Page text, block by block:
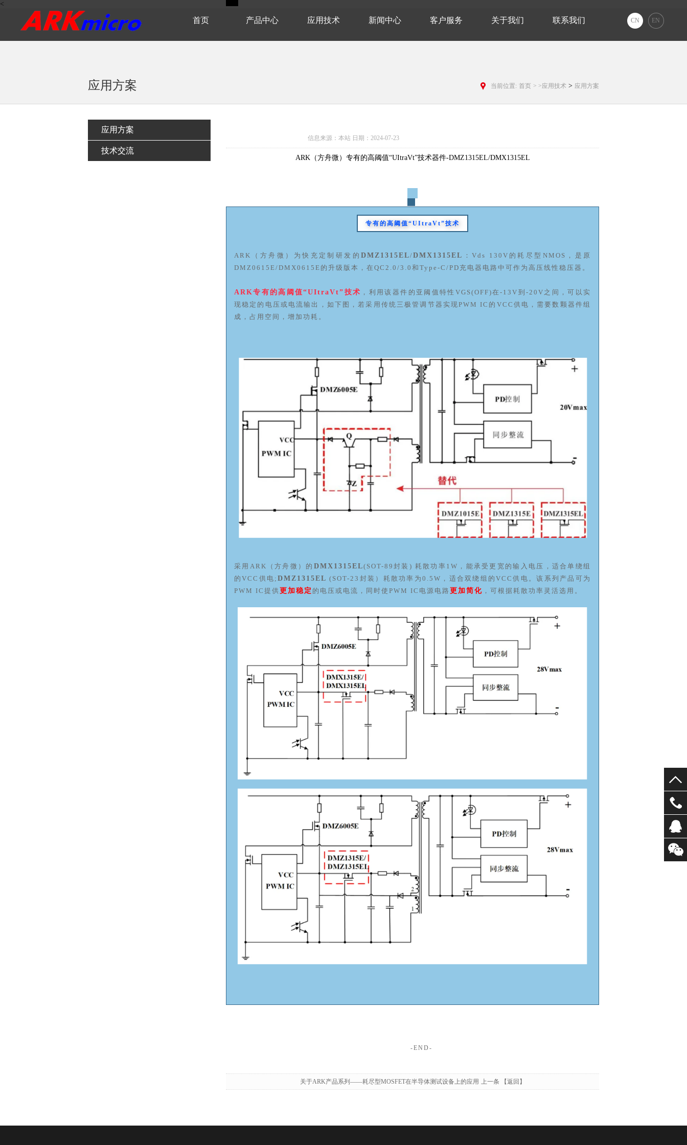
首页 产品中心 应用技术 新闻中心 客户服务 关于我们 联系我们 CN EN
<
应用方案 当前位置: 首页 > >应用技术 > 应用方案
应用方案
技术交流
信息来源：本站 日期： 2024-07-23
ARK（方舟微）专有的高阈值“UItraVt”技术器件-DMZ1315EL/DMX1315EL
专有的高阈值“UItraVt”技术
ARK（方舟微） 为快充定制研发 的DMZ1315EL/DMX1315EL ：Vds 130V的耗尽型NMOS，是原
DMZ0615E/DMX0615E的升级版本，在QC2.0/3.0和Type-C/PD充电器电路中可作为高压线性稳压器。
ARK专有的高阈值“UItraVt”技术 ，利用该器件的亚阈值特性VGS(OFF)在-13V到-20V之间，可以实
现稳定的电压或电流输出，如下图，若采用传统三极管调节器实现PWM IC的VCC供电，需要数颗器件组
成，占用空间，增加功耗。
采用ARK（方舟微）的 DMX1315EL(SOT-89封装) 耗散功率1W，能承受更宽的输入电压，适合单绕组
的VCC供电;DMZ1315EL (SOT-23封装）耗散功率为0.5W，适合双绕组的VCC供电。该系列产品可为
PWM IC提供 更加稳定 的电压或电流，同时使PWM IC电源电路 更加简化 ，可根据耗散功率灵活选用。
-END-
关于ARK产品系列——耗尽型MOSFET在半导体测试设备上的应用 上一条 【返回】